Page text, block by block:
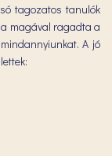
tagozatos tanulók
magával ragadta a
A jó